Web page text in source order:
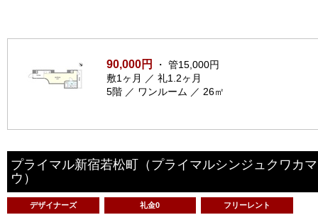
90,000円
・ 管15,000円
敷1ヶ月 ／ 礼1.2ヶ月
5階 ／ ワンルーム ／ 26㎡
プライマル新宿若松町 （プライマルシンジュクワカ
ウ）
デザイナーズ 礼金0 フリーレント